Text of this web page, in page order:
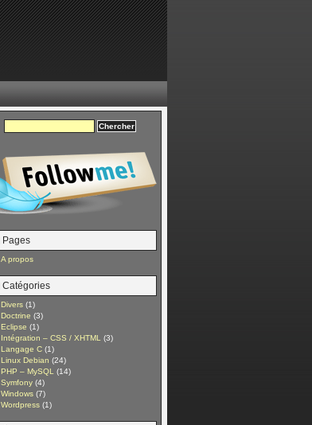
Pages
A propos
Catégories
Divers (1)
Doctrine (3)
Eclipse (1)
Intégration – CSS / XHTML
(3)
Langage C (1)
Linux Debian (24)
PHP – MySQL
(14)
Symfony (4)
Windows (7)
Wordpress (1)